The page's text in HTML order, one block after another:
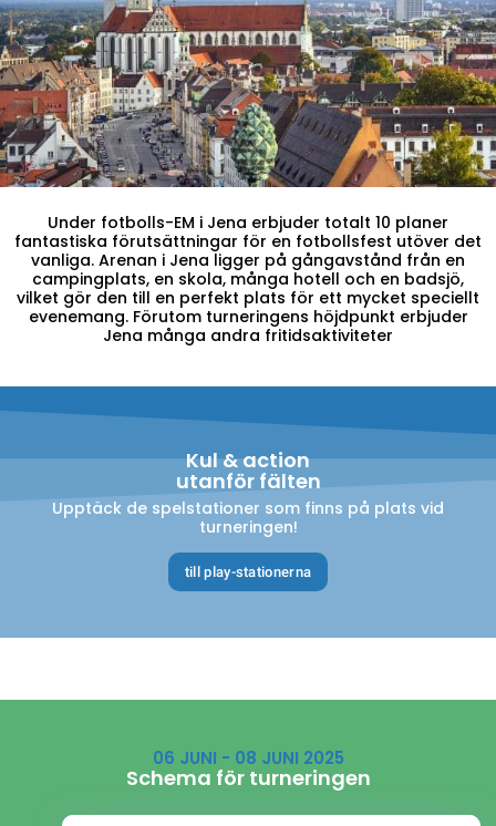
Under fotbolls-EM i Jena erbjuder totalt 10 planer
fantastiska förutsättningar för en fotbollsfest utöver det
vanliga. Arenan i Jena ligger på gångavstånd från en
campingplats, en skola, många hotell och en badsjö,
vilket gör den till en perfekt plats för ett mycket speciellt
evenemang. Förutom turneringens höjdpunkt erbjuder
Jena många andra fritidsaktiviteter
Kul & action
utanför fälten
Upptäck de spelstationer som finns på plats vid
turneringen!
till play-stationerna
06 JUNI - 08 JUNI 2025
Schema för turneringen